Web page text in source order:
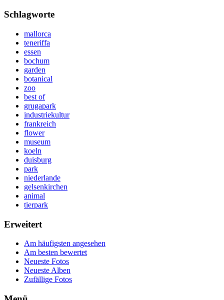
Schlagworte
mallorca
teneriffa
essen
bochum
garden
botanical
zoo
best of
grugapark
industriekultur
frankreich
flower
museum
koeln
duisburg
park
niederlande
gelsenkirchen
animal
tierpark
Erweitert
Am häufigsten angesehen
Am besten bewertet
Neueste Fotos
Neueste Alben
Zufällige Fotos